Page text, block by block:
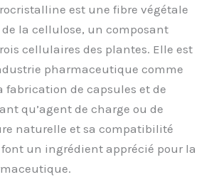
est une fibre végétale
la cellulose, un composant
cellulaires des plantes. Elle est
pharmaceutique comme
fabrication de capsules et de
qu’agent de charge ou de
naturelle et sa compatibilité
un ingrédient apprécié pour la